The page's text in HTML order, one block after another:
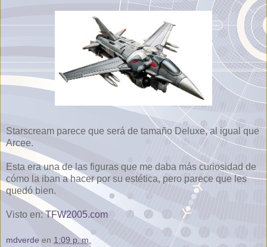
Starscream parece que será de tamaño Deluxe, al igual que
Arcee.
Esta era una de las figuras que me daba más curiosidad de
cómo la iban a hacer por su estética, pero parece que les
quedó bien.
Visto en:TFW2005.com
mdverde en 1:09 p. m.